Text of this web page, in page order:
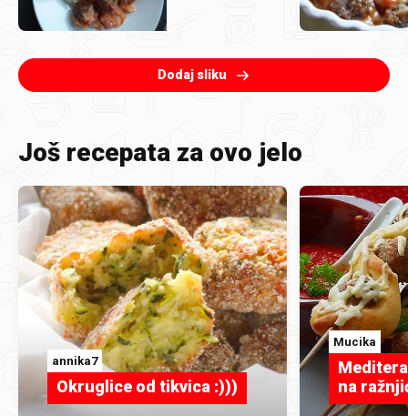
Dodaj sliku
Još recepata za ovo jelo
annika7
Okruglice od tikvica :)))
Mucika
na